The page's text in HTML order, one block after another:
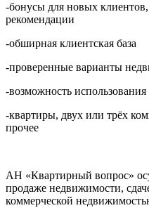
-бонусы для новых
рекомендации
-обширная клиентская база
-проверенные варианты
-возможность
-квартиры, двух или трёх
прочее
АН «Квартирный вопрос»
продаже недвижимости,
коммерческой